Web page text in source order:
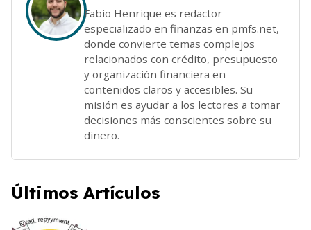
Fabio Henrique es redactor
especializado en finanzas en pmfs.net,
donde convierte temas complejos
relacionados con crédito, presupuesto
y organización financiera en
contenidos claros y accesibles. Su
misión es ayudar a los lectores a tomar
decisiones más conscientes sobre su
dinero.
Últimos Artículos